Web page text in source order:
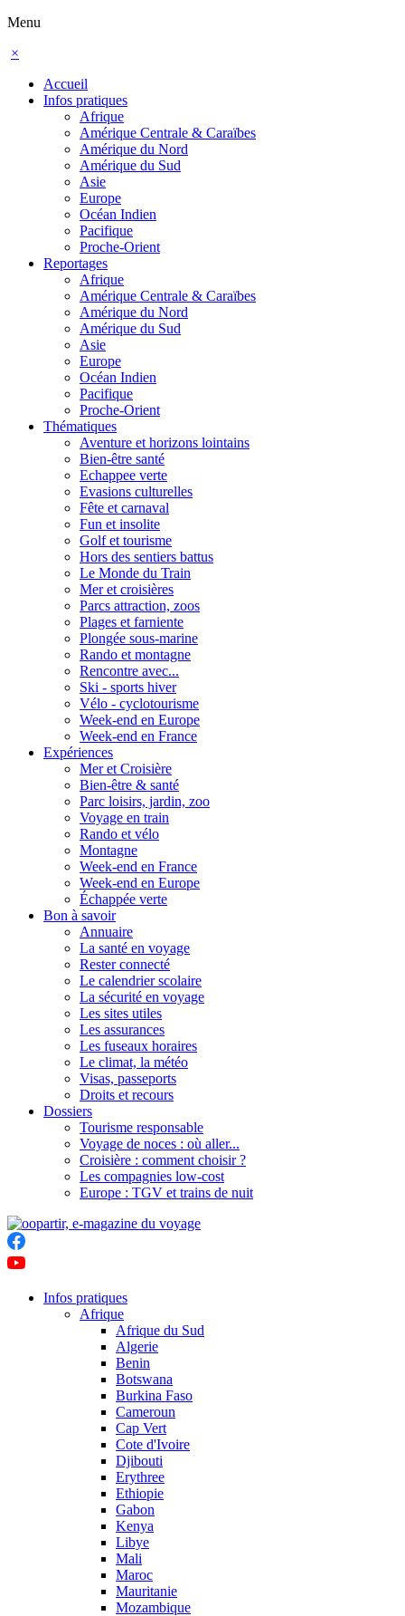
Menu
×
Accueil
Infos pratiques
Afrique
Amérique Centrale & Caraïbes
Amérique du Nord
Amérique du Sud
Asie
Europe
Océan Indien
Pacifique
Proche-Orient
Reportages
Afrique
Amérique Centrale & Caraïbes
Amérique du Nord
Amérique du Sud
Asie
Europe
Océan Indien
Pacifique
Proche-Orient
Thématiques
Aventure et horizons lointains
Bien-être santé
Echappee verte
Evasions culturelles
Fête et carnaval
Fun et insolite
Golf et tourisme
Hors des sentiers battus
Le Monde du Train
Mer et croisières
Parcs attraction, zoos
Plages et farniente
Plongée sous-marine
Rando et montagne
Rencontre avec...
Ski - sports hiver
Vélo - cyclotourisme
Week-end en Europe
Week-end en France
Expériences
Mer et Croisière
Bien-être & santé
Parc loisirs, jardin, zoo
Voyage en train
Rando et vélo
Montagne
Week-end en France
Week-end en Europe
Échappée verte
Bon à savoir
Annuaire
La santé en voyage
Rester connecté
Le calendrier scolaire
La sécurité en voyage
Les sites utiles
Les assurances
Les fuseaux horaires
Le climat, la météo
Visas, passeports
Droits et recours
Dossiers
Tourisme responsable
Voyage de noces : où aller...
Croisière : comment choisir ?
Les compagnies low-cost
Europe : TGV et trains de nuit
Infos pratiques
Afrique
Afrique du Sud
Algerie
Benin
Botswana
Burkina Faso
Cameroun
Cap Vert
Cote d'Ivoire
Djibouti
Erythree
Ethiopie
Gabon
Kenya
Libye
Mali
Maroc
Mauritanie
Mozambique